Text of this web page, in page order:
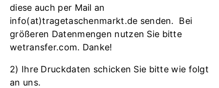
diese auch per Mail an
info(at)tragetaschenmarkt.de senden. Bei
größeren Datenmengen nutzen Sie bitte
wetransfer.com. Danke!
2) Ihre Druckdaten schicken Sie bitte wie folgt
an uns.